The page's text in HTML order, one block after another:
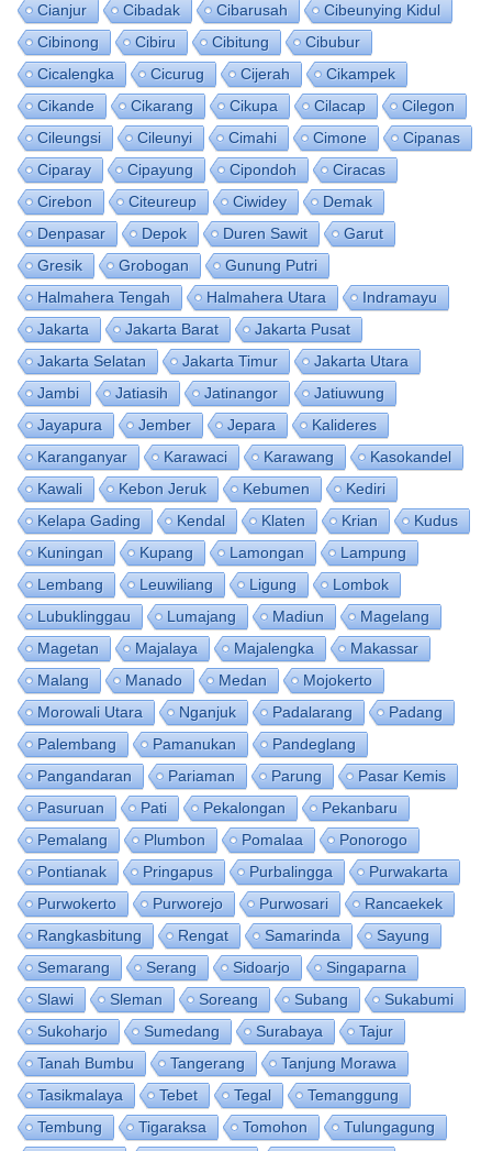
Cianjur
Cibadak Cibarusah
Cibeunying Kidul
Cibinong
Cibiru Cibitung
Cibubur
Cicalengka
Cicurug Cijerah
Cikampek
Cikande
Cikarang Cikupa Cilacap
Cilegon
Cileungsi
Cileunyi Cimahi Cimone
Cipanas
Ciparay
Cipayung Cipondoh
Ciracas
Cirebon
Citeureup Ciwidey
Demak
Denpasar
Depok Duren Sawit
Garut
Gresik
Grobogan
Gunung Putri
Halmahera Tengah
Halmahera Utara
Indramayu
Jakarta
Jakarta Barat
Jakarta Pusat
Jakarta Selatan
Jakarta Timur
Jakarta Utara
Jambi
Jatiasih Jatinangor
Jatiuwung
Jayapura
Jember Jepara
Kalideres
Karanganyar
Karawaci Karawang
Kasokandel
Kawali
Kebon Jeruk Kebumen
Kediri
Kelapa Gading
Kendal Klaten Krian
Kudus
Kuningan
Kupang Lamongan
Lampung
Lembang
Leuwiliang Ligung
Lombok
Lubuklinggau
Lumajang Madiun
Magelang
Magetan
Majalaya Majalengka
Makassar
Malang
Manado Medan
Mojokerto
Morowali Utara
Nganjuk Padalarang
Padang
Palembang
Pamanukan
Pandeglang
Pangandaran
Pariaman Parung
Pasar Kemis
Pasuruan
Pati Pekalongan
Pekanbaru
Pemalang
Plumbon Pomalaa
Ponorogo
Pontianak
Pringapus Purbalingga
Purwakarta
Purwokerto
Purworejo Purwosari
Rancaekek
Rangkasbitung
Rengat Samarinda
Sayung
Semarang
Serang Sidoarjo
Singaparna
Slawi
Sleman Soreang Subang
Sukabumi
Sukoharjo
Sumedang Surabaya
Tajur
Tanah Bumbu
Tangerang
Tanjung Morawa
Tasikmalaya
Tebet Tegal
Temanggung
Tembung
Tigaraksa Tomohon
Tulungagung